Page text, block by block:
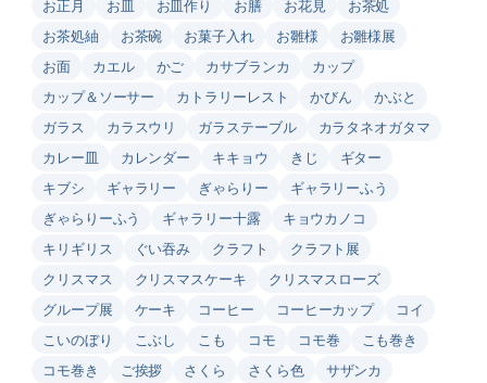
お正月
お皿 お皿作り お膳 お花見
お茶処
お茶処紬
お茶碗 お菓子入れ お雛様
お雛様展
お面
カエル かご カサブランカ
カップ
カップ＆ソーサー
カトラリーレスト かびん
かぶと
ガラス
カラスウリ ガラステーブル
カラタネオガタマ
カレー皿
カレンダー キキョウ きじ
ギター
キブシ
ギャラリー ぎゃらりー
ギャラリーふう
ぎゃらりーふう
ギャラリー十露
キョウカノコ
キリギリス
ぐい吞み クラフト
クラフト展
クリスマス
クリスマスケーキ
クリスマスローズ
グループ展
ケーキ コーヒー コーヒーカップ
コイ
こいのぼり
こぶし こも コモ コモ巻
こも巻き
コモ巻き
ご挨拶 さくら さくら色
サザンカ